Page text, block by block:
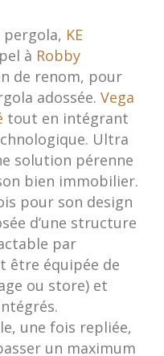
pergola, KE
à Robby
de renom, pour
adossée.Vega
tout en intégrant
Ultra
solution pérenne
bien immobilier.
pour son design
d’une structure
par
être équipée de
ou store) et
une fois repliée,
un maximum